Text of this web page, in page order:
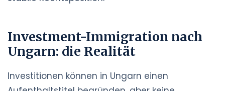
Investment-Immigration nach
Ungarn: die Realität
Investitionen können in Ungarn einen